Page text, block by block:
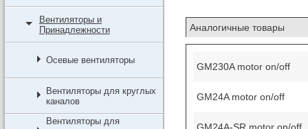
Вентиляторы и
Принадлежности
Осевые вентиляторы
Вентиляторы для круглых
каналов
Вентиляторы для
Аналогичные товары
GM230A motor on/off
GM24A motor on/off
GM24A-SR motor on/off